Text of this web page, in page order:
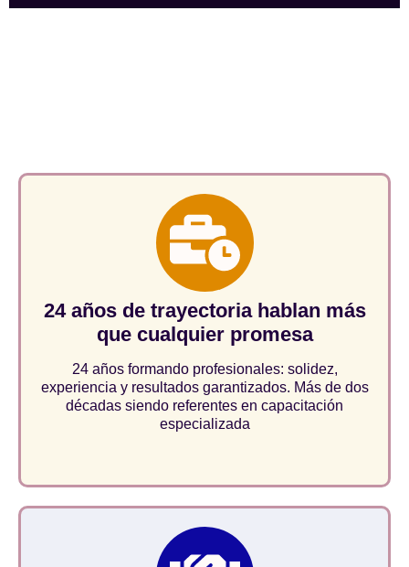
24 años de trayectoria hablan más
que cualquier promesa
24 años formando profesionales: solidez,
experiencia y resultados garantizados. Más de dos
décadas siendo referentes en capacitación
especializada